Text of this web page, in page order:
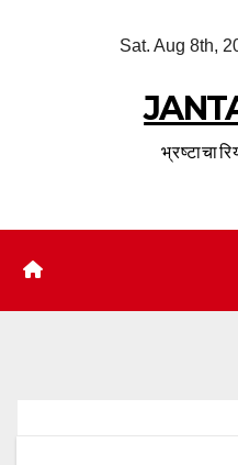
Sat. Aug 8th,